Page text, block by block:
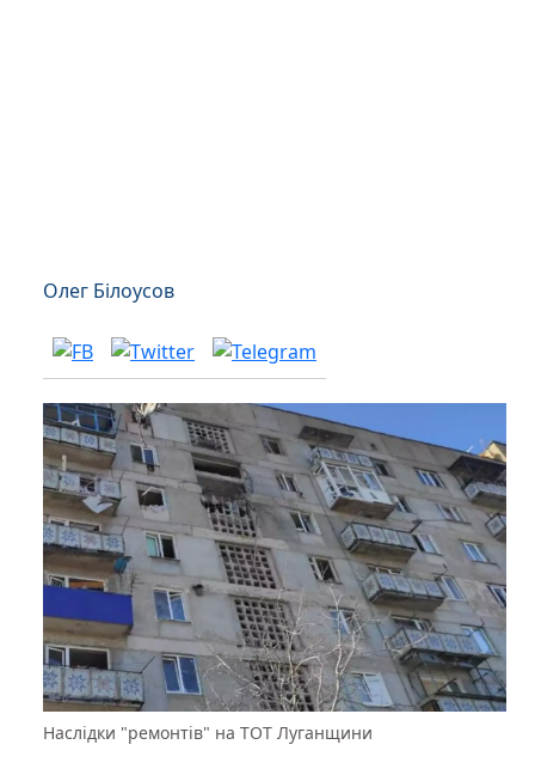
Олег Білоусов
Наслідки "ремонтів" на ТОТ Луганщини